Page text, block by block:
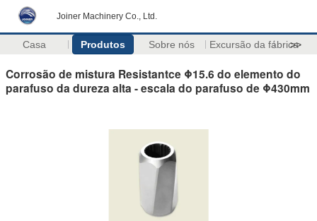
Joiner Machinery Co., Ltd.
Casa Produtos Sobre nós Excursão da fábrica
>>
Corrosão de mistura Resistantce Φ15.6 do elemento do
parafuso da dureza alta - escala do parafuso de Φ430mm